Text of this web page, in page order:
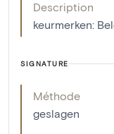
Description
keurmerken:
SIGNATURE
Méthode
geslagen